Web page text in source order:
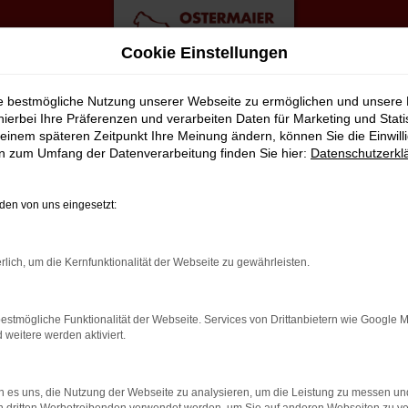
Top Angebote
ALTERNATIVE
durch Berlin fahren? Zu teuer? Von wegen, denn wir von
Neuwagen nach Berlin oder an einen anderen Ort in
unserem Service. Hierzu gehört in vollem Umfang auch die
üben wir unseren Beruf mit Leidenschaft aus – und das
Cookie Einstellungen
bestmögliche Nutzung unserer Webseite zu ermöglichen und unsere
Ihre Präferenzen und verarbeiten Daten für Marketing und
späteren Zeitpunkt Ihre Meinung ändern, können Sie die
zum Umfang der Datenverarbeitung finden Sie hier:
von uns eingesetzt:
um die Kernfunktionalität der Webseite zu gewährleisten.
Funktionalität der Webseite. Services von Drittanbietern wie Google
weitere werden aktiviert.
es uns, die Nutzung der Webseite zu analysieren, um die Leistung zu messen